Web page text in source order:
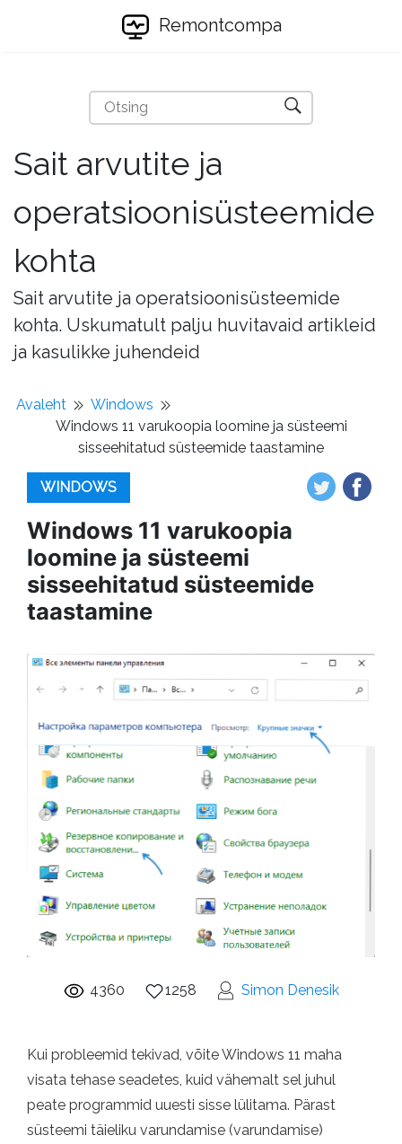
Remontcompa
Sait arvutite ja
operatsioonisüsteemide
kohta
Sait arvutite ja operatsioonisüsteemide
kohta. Uskumatult palju huvitavaid artikleid
ja kasulikke juhendeid
Avaleht
Windows
Windows 11 varukoopia loomine ja süsteemi
sisseehitatud süsteemide taastamine
WINDOWS
Windows 11 varukoopia
loomine ja süsteemi
sisseehitatud süsteemide
taastamine
4360 1258 Simon Denesik
Kui probleemid tekivad, võite Windows 11 maha
visata tehase seadetes, kuid vähemalt sel juhul
peate programmid uuesti sisse lülitama. Pärast
süsteemi täieliku varundamise (varundamise)